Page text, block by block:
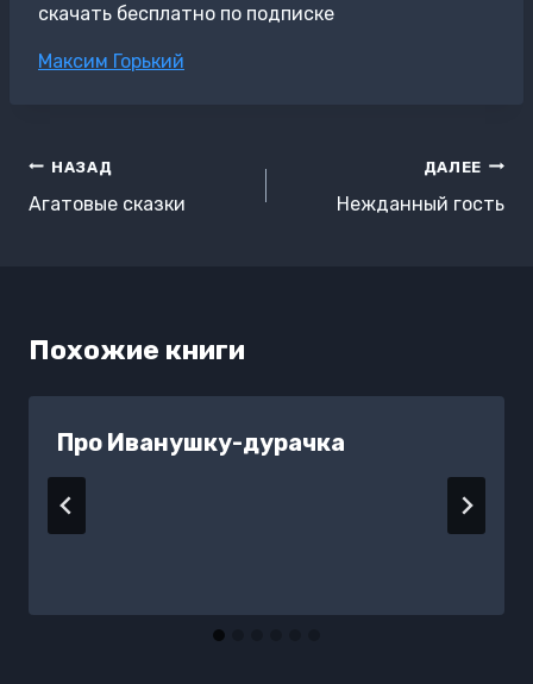
скачать бесплатно по подписке
Метки
Максим Горький
Навигация
по
НАЗАД
Агатовые сказки
ДАЛЕЕ
Нежданный гость
Похожие книги
Про Иванушку-дурачка